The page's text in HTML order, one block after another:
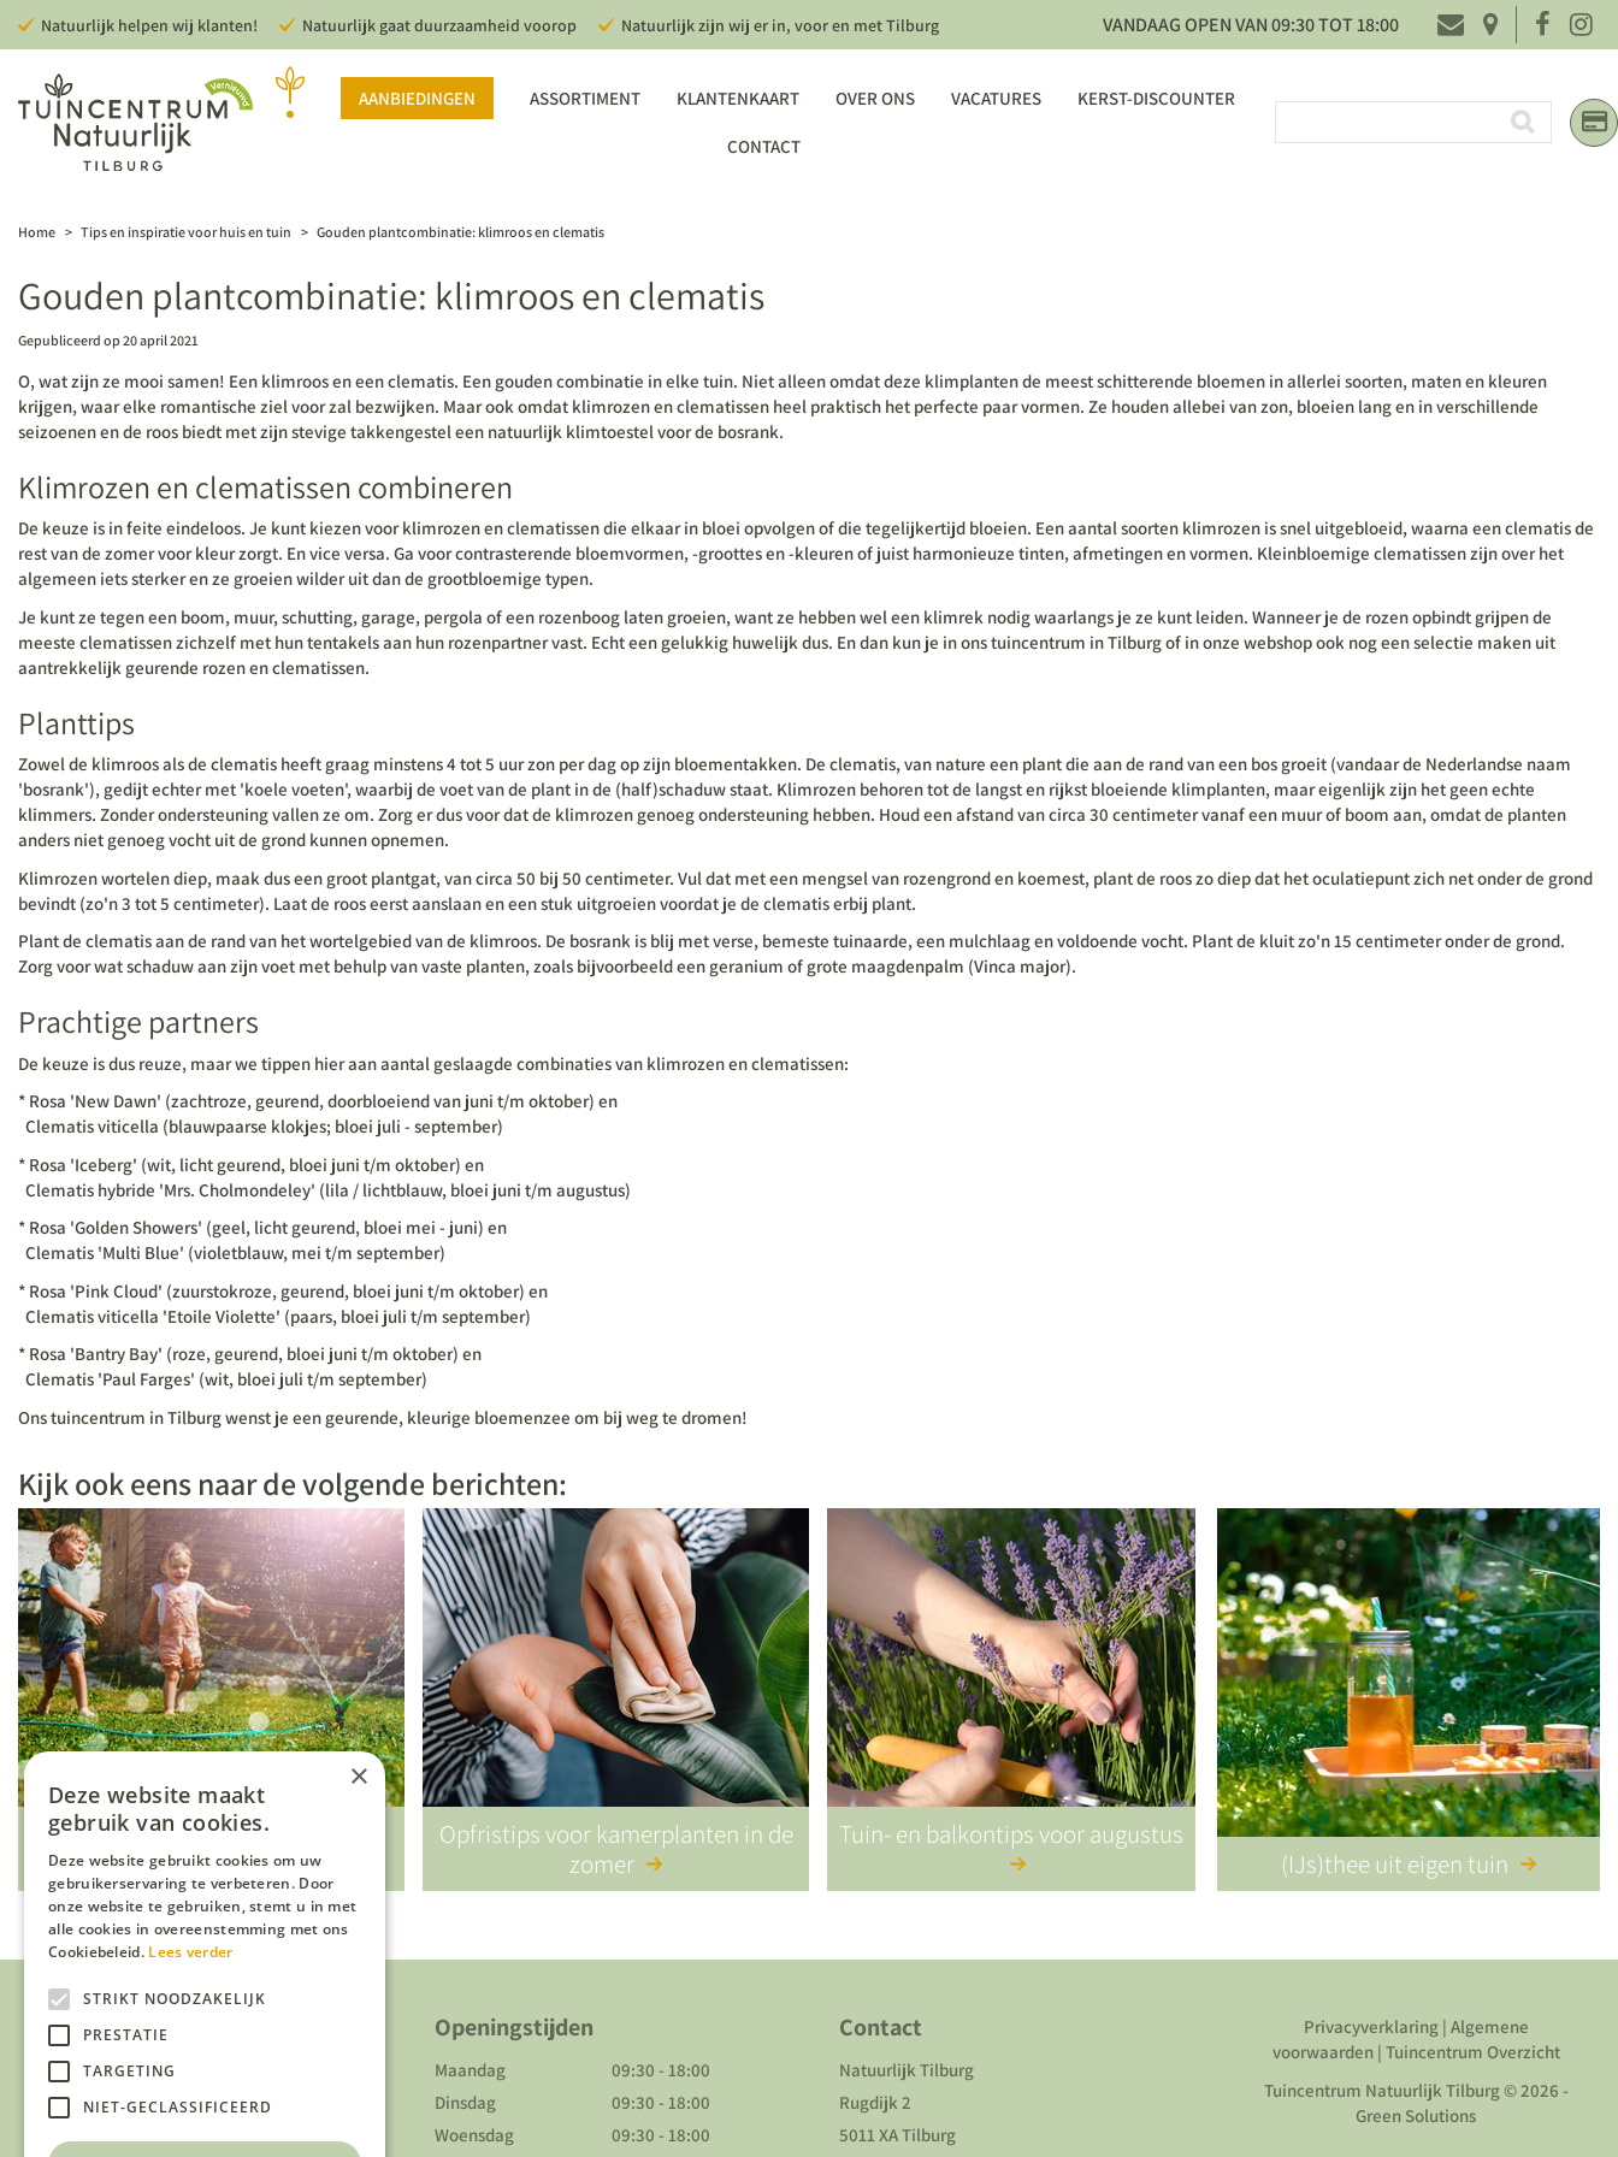
naar
Home > Tips en inspiratie voor huis en tuin > Gouden plantcombinatie: klimroos en clematis
Natuurlijk helpen wij klanten! Natuurlijk gaat duurzaamheid voorop Natuurlijk zijn wij er in, voor en met Tilburg VANDAAG OPEN VAN09:30TOT18:00
AANBIEDINGEN ASSORTIMENT KLANTENKAART OVER ONS VACATURES KERST-DISCOUNTER
CONTACT
Gouden plantcombinatie: klimroos en clematis
Gepubliceerd op20 april 2021
O, wat zijn ze mooi samen! Een klimroos en een clematis. Een gouden combinatie in elke tuin. Niet alleen omdat deze klimplanten de meest schitterende bloemen in allerlei soorten, maten en kleuren
krijgen, waar elke romantische ziel voor zal bezwijken. Maar ook omdat klimrozen en clematissen heel praktisch het perfecte paar vormen. Ze houden allebei van zon, bloeien lang en in verschillende
seizoenen en de roos biedt met zijn stevige takkengestel een natuurlijk klimtoestel voor de bosrank.
Klimrozen en clematissen combineren
De keuze is in feite eindeloos. Je kunt kiezen voor klimrozen en clematissen die elkaar in bloei opvolgen of die tegelijkertijd bloeien. Een aantal soorten klimrozen is snel uitgebloeid, waarna een clematis de
rest van de zomer voor kleur zorgt. En vice versa. Ga voor contrasterende bloemvormen, -groottes en -kleuren of juist harmonieuze tinten, afmetingen en vormen. Kleinbloemige clematissen zijn over het
algemeen iets sterker en ze groeien wilder uit dan de grootbloemige typen.
Je kunt ze tegen een boom, muur, schutting, garage, pergola of een rozenboog laten groeien, want ze hebben wel een klimrek nodig waarlangs je ze kunt leiden. Wanneer je de rozen opbindt grijpen de
meeste clematissen zichzelf met hun tentakels aan hun rozenpartner vast. Echt een gelukkig huwelijk dus. En dan kun je in ons tuincentrum in Tilburg of in onze webshop ook nog een selectie maken uit
aantrekkelijk geurende rozen en clematissen.
Planttips
Zowel de klimroos als de clematis heeft graag minstens 4 tot 5 uur zon per dag op zijn bloementakken. De clematis, van nature een plant die aan de rand van een bos groeit (vandaar de Nederlandse naam
'bosrank'), gedijt echter met 'koele voeten', waarbij de voet van de plant in de (half)schaduw staat. Klimrozen behoren tot de langst en rijkst bloeiende klimplanten, maar eigenlijk zijn het geen echte
klimmers. Zonder ondersteuning vallen ze om. Zorg er dus voor dat de klimrozen genoeg ondersteuning hebben. Houd een afstand van circa 30 centimeter vanaf een muur of boom aan, omdat de planten
anders niet genoeg vocht uit de grond kunnen opnemen.
Klimrozen wortelen diep, maak dus een groot plantgat, van circa 50 bij 50 centimeter. Vul dat met een mengsel van rozengrond en koemest, plant de roos zo diep dat het oculatiepunt zich net onder de grond
bevindt (zo'n 3 tot 5 centimeter). Laat de roos eerst aanslaan en een stuk uitgroeien voordat je de clematis erbij plant.
Plant de clematis aan de rand van het wortelgebied van de klimroos. De bosrank is blij met verse, bemeste tuinaarde, een mulchlaag en voldoende vocht. Plant de kluit zo'n 15 centimeter onder de grond.
Zorg voor wat schaduw aan zijn voet met behulp van vaste planten, zoals bijvoorbeeld een geranium of grote maagdenpalm (Vinca major).
Prachtige partners
De keuze is dus reuze, maar we tippen hier aan aantal geslaagde combinaties van klimrozen en clematissen:
* Rosa 'New Dawn' (zachtroze, geurend, doorbloeiend van juni t/m oktober) en
Clematis viticella (blauwpaarse klokjes; bloei juli - september)
* Rosa 'Iceberg' (wit, licht geurend, bloei juni t/m oktober) en
Clematis hybride 'Mrs. Cholmondeley' (lila / lichtblauw, bloei juni t/m augustus)
* Rosa 'Golden Showers' (geel, licht geurend, bloei mei - juni) en
Clematis 'Multi Blue' (violetblauw, mei t/m september)
* Rosa 'Pink Cloud' (zuurstokroze, geurend, bloei juni t/m oktober) en
Clematis viticella 'Etoile Violette' (paars, bloei juli t/m september)
* Rosa 'Bantry Bay' (roze, geurend, bloei juni t/m oktober) en
Clematis 'Paul Farges' (wit, bloei juli t/m september)
Ons tuincentrum in Tilburg wenst je een geurende, kleurige bloemenzee om bij weg te dromen!
Kijk ook eens naar de volgende berichten:
Vakantietips (voor kids) in eigen
tuin
Opfristips voor kamerplanten in de
zomer
Tuin- en balkontips voor augustus
(IJs)thee uit eigen tuin
Over ons
Over ons
Duurzaamheid
Openingstijden
Maandag
09:30 - 18:00
Dinsdag
09:30 - 18:00
Woensdag
09:30 - 18:00
Contact
Natuurlijk Tilburg
Rugdijk 2
5011 XA Tilburg
Privacyverklaring| Algemene
voorwaarden| Tuincentrum Overzicht
Tuincentrum Natuurlijk Tilburg© 2026 -
Green Solutions
×
Deze website maakt
gebruik van cookies.
Deze website gebruikt cookies om uw
gebruikerservaring te verbeteren. Door
onze website te gebruiken, stemt u in met
alle cookies in overeenstemming met ons
Cookiebeleid. Lees verder
STRIKT NOODZAKELIJK
PRESTATIE
TARGETING
NIET-GECLASSIFICEERD